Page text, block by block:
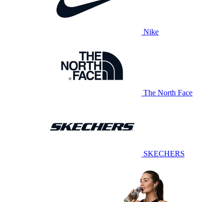
Nike
The North Face
SKECHERS